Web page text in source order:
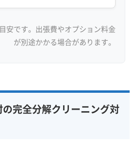
エリアで注意したい業
り込みやすく、エアコン
吸い込むペースが都市部
速いため、定期的な分解
安です。出張費やオプション料金
が別途かかる場合があります。
完全分解クリーニング対